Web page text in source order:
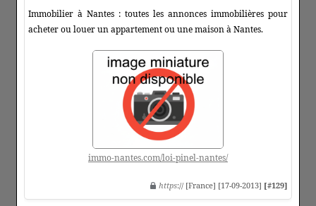
Immobilier à Nantes : toutes les annonces immobilières pour
acheter ou louer un appartement ou une maison à Nantes.
immo-nantes.com/loi-pinel-nantes/
https:// [France] [17-09-2013] [#129]